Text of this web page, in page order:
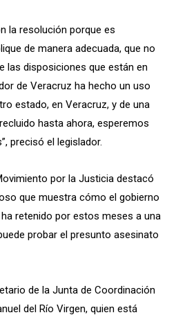
la resolución porque es
de manera adecuada, que no
las disposiciones que están en
de Veracruz ha hecho un uso
estado, en Veracruz, y de una
hasta ahora, esperemos
precisó el legislador.
por la Justicia destacó
que muestra cómo el gobierno
retenido por estos meses a una
probar el presunto asesinato
de la Junta de Coordinación
del Río Virgen, quien está